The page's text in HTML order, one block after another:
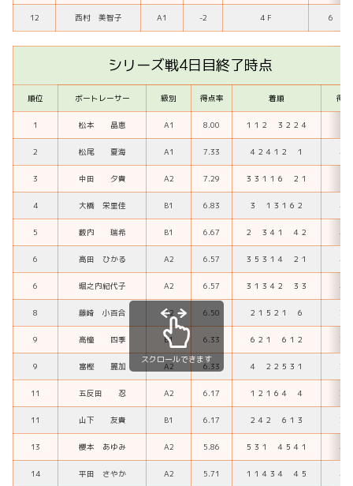
12 西村 美智子 A1 -2 4 F 6
シリーズ戦4日目終了時点
順位 ボートレーサー 級別 得点率 着順 得点
1 松本 晶恵 A1 8.00 １１２ ３２２４
2 松尾 夏海 A1 7.33 ４２４１２ １ 44
3 中田 夕貴 A2 7.29 ３３１１６ ２１
4 大橋 栄里佳 B1 6.83 ３ １３１６２ 41
5 薮内 瑞希 B1 6.67 ２ ３４１ ４２ 40
6 高田 ひかる A2 6.57 ３５３１４ ２１ 46
6 堀之内紀代子 A2 6.57 ３１３４２ ３３ 46
8 藤崎 小百合 A2 6.50 ２１５２１ ６ 39
9 高憧 四季 B1 6.33 ６２１ ６１２ 38
9 富樫 麗加 A2 6.33 ４ ２２５３１ 38
11 五反田 忍 A2 6.17 １２１６４ ４ 37
11 山下 友貴 B1 6.17 ２４２ ６１３ 37
13 櫻本 あゆみ A2 5.86 ５３１ ４５４１ 41
14 平田 さやか A2 5.71 １１４３４ ４５ 40
スクロールできます